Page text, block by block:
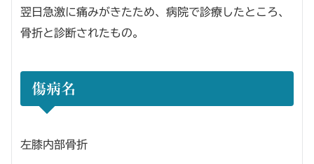
翌日急激に痛みがきたため、病院で診療したところ、
骨折と診断されたもの。
傷病名
左膝内部骨折